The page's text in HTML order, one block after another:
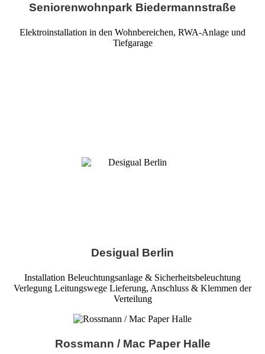
Seniorenwohnpark Biedermannstraße
Elektroinstallation in den Wohnbereichen, RWA-Anlage und
Tiefgarage
Desigual Berlin
Installation Beleuchtungsanlage & Sicherheitsbeleuchtung
Verlegung Leitungswege Lieferung, Anschluss & Klemmen der
Verteilung
Rossmann / Mac Paper Halle